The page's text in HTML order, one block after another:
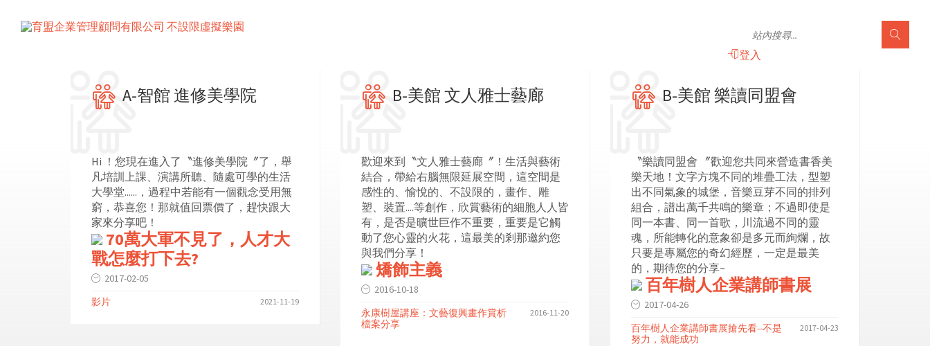
登入
A-智館 進修美學院
Hi ！您現在進入了〝進修美學院〞了，舉
凡培訓上課、演講所聽、隨處可學的生活
大學堂......，過程中若能有一個觀念受用無
窮，恭喜您！那就值回票價了，趕快跟大
家來分享吧！
70萬大軍不見了，人才大
戰怎麼打下去?
2017-02-05
影片
2021-11-19
B-美館 文人雅士藝廊
歡迎來到〝文人雅士藝廊〞！生活與藝術
結合，帶給右腦無限延展空間，這空間是
感性的、愉悅的、不設限的，畫作、雕
塑、裝置....等創作，欣賞藝術的細胞人人皆
有，是否是曠世巨作不重要，重要是它觸
動了您心靈的火花，這最美的剎那邀約您
與我們分享！
矯飾主義
2016-10-18
永康樹屋講座：文藝復興畫作賞析
檔案分享
2016-11-20
B-美館 樂讀同盟會
〝樂讀同盟會 〞歡迎您共同來營造書香美
樂天地！文字方塊不同的堆疊工法，型塑
出不同氣象的城堡，音樂豆芽不同的排列
組合，譜出萬千共鳴的樂章；不過即使是
同一本書、同一首歌，川流過不同的靈
魂，所能轉化的意象卻是多元而絢爛，故
只要是專屬您的奇幻經歷，一定是最美
的，期待您的分享~
百年樹人企業講師書展
2017-04-26
百年樹人企業講師書展搶先看--不是
努力，就能成功
2017-04-23